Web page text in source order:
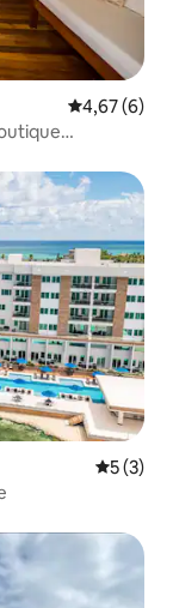
4,67 de uma
4,67 (6)
5 de
5 (3)